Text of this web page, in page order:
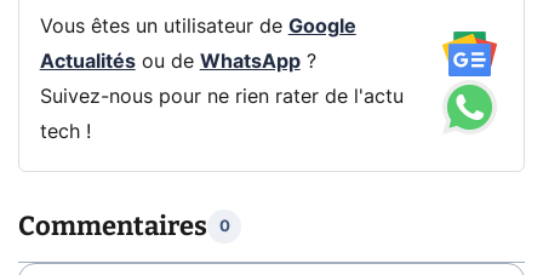
Vous êtes un utilisateur de Google
Actualitésou de WhatsApp?
Suivez-nous pour ne rien rater de l'actu
tech !
Commentaires 0